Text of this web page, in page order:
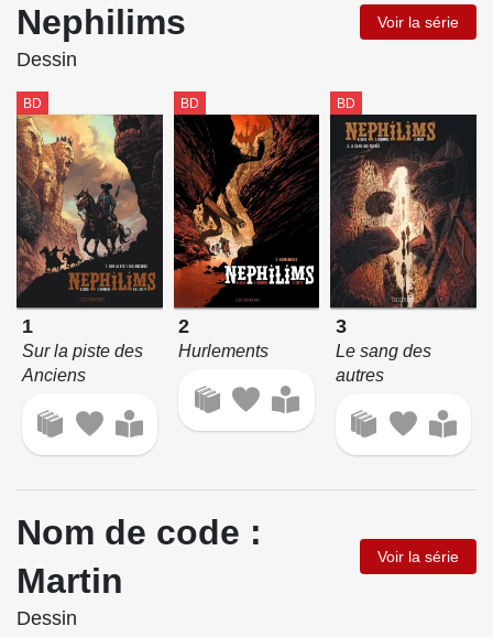
Nephilims Voir la série
Dessin
BD
1
Sur la piste des
Anciens
BD
2
Hurlements
BD
3
Le sang des
autres
Nom de code :
Martin
Voir la série
Dessin